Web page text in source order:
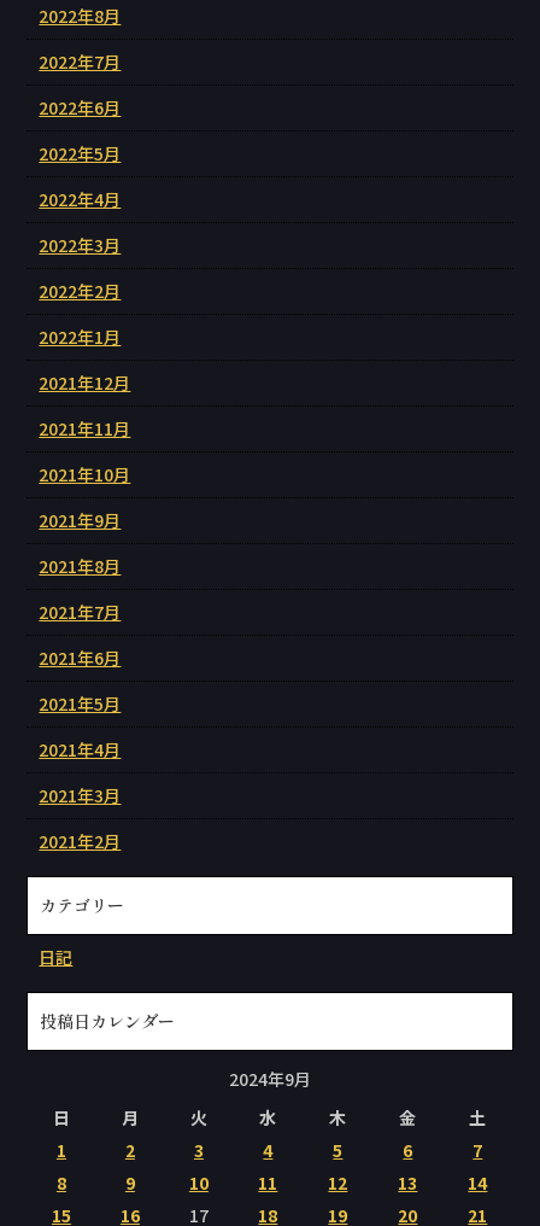
2022年8月
2022年7月
2022年6月
2022年5月
2022年4月
2022年3月
2022年2月
2022年1月
2021年12月
2021年11月
2021年10月
2021年9月
2021年8月
2021年7月
2021年6月
2021年5月
2021年4月
2021年3月
2021年2月
カテゴリー
日記
投稿日カレンダー
2024年9月
日
月 火 水 木 金
土
1
2 3 4 5 6
7
8
9 10 11 12 13
14
15
16 17 18 19 20 21